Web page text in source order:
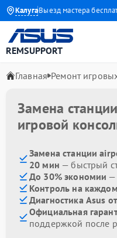
Калуга
года Выезд мастера бесплатно
REMSUPPORT
Главная Ремонт
Замена
игровой
Замена станции
20 мин — быстрый
До 30% экономии —
Контроль на
Диагностика Asus
Официальная
поддержкой после